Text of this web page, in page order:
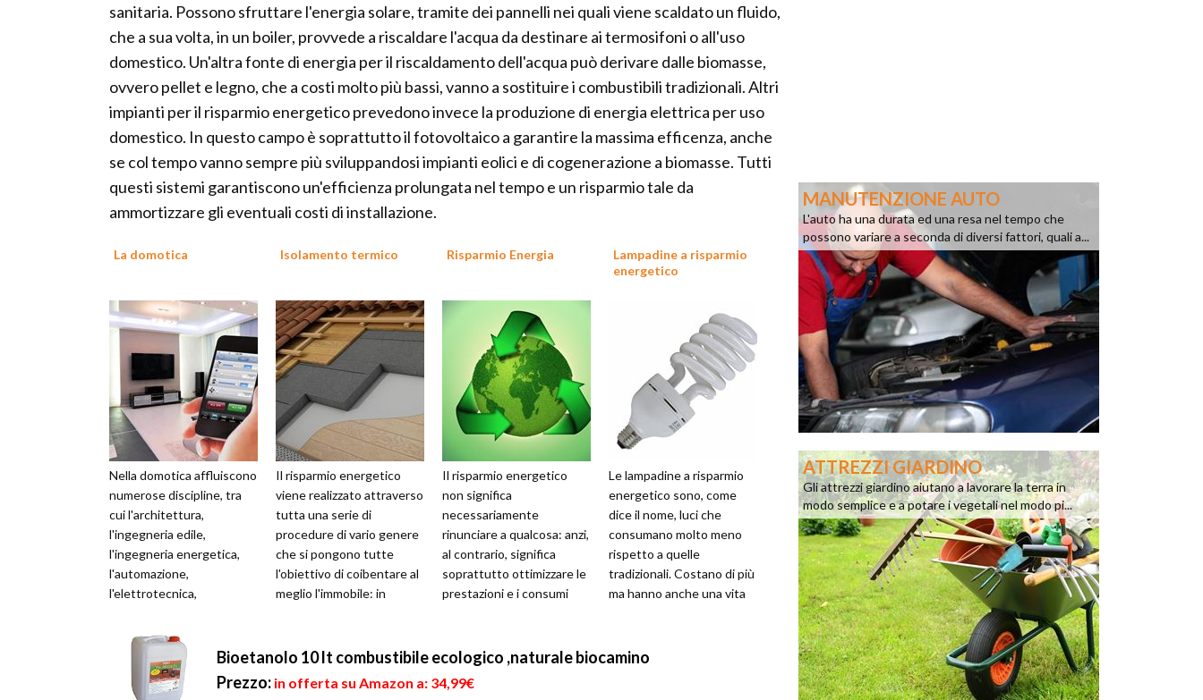
sanitaria. Possono sfruttare l'energia solare, tramite dei pannelli nei quali viene scaldato un fluido,
che a sua volta, in un boiler, provvede a riscaldare l'acqua da destinare ai termosifoni o all'uso
domestico. Un'altra fonte di energia per il riscaldamento dell'acqua può derivare dalle biomasse,
ovvero pellet e legno, che a costi molto più bassi, vanno a sostituire i combustibili tradizionali. Altri
impianti per il risparmio energetico prevedono invece la produzione di energia elettrica per uso
domestico. In questo campo è soprattutto il fotovoltaico a garantire la massima efficenza, anche
se col tempo vanno sempre più sviluppandosi impianti eolici e di cogenerazione a biomasse. Tutti
questi sistemi garantiscono un'efficienza prolungata nel tempo e un risparmio tale da
ammortizzare gli eventuali costi di installazione.
La domotica
Nella domotica affluiscono
numerose discipline, tra
cui l'architettura,
l'ingegneria edile,
l'ingegneria energetica,
l'automazione,
l'elettrotecnica,
l'informatica. Come
abbiamo detto,...
Isolamento termico
Il risparmio energetico
viene realizzato attraverso
tutta una serie di
procedure di vario genere
che si pongono tutte
l'obiettivo di coibentare al
meglio l'immobile: in
Risparmio Energia
Il risparmio energetico
non significa
necessariamente
rinunciare a qualcosa: anzi,
al contrario, significa
soprattutto ottimizzare le
prestazioni e i consumi
Lampadine a risparmio
energetico
Le lampadine a risparmio
energetico sono, come
dice il nome, luci che
consumano molto meno
rispetto a quelle
tradizionali. Costano di più
ma hanno anche una vita
Bioetanolo 10 lt combustibile ecologico ,naturale biocamino
Prezzo: in offerta su Amazon a: 34,99€
MANUTENZIONE AUTO
L'auto ha una durata ed una resa nel tempo che
possono variare a seconda di diversi fattori, quali a...
ATTREZZI GIARDINO
Gli attrezzi giardino aiutano a lavorare la terra in
modo semplice e a potare i vegetali nel modo pi...